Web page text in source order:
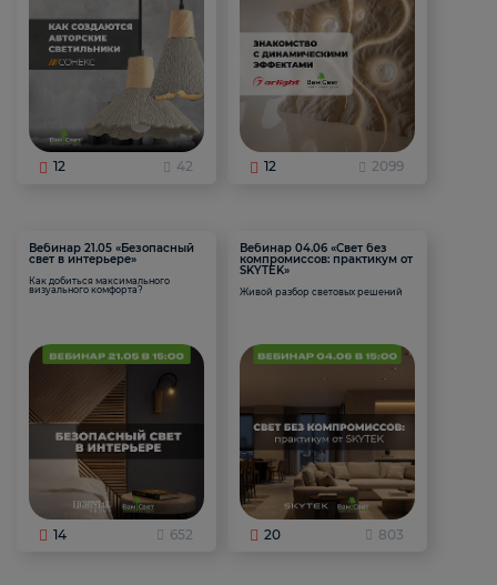
12 42 12 2099
Вебинар 21.05 «Безопасный
свет в интерьере»
Как добиться максимального
визуального комфорта?
14 652
Вебинар 04.06 «Свет без
компромиссов: практикум от
SKYTEK»
Живой разбор световых решений
20 803